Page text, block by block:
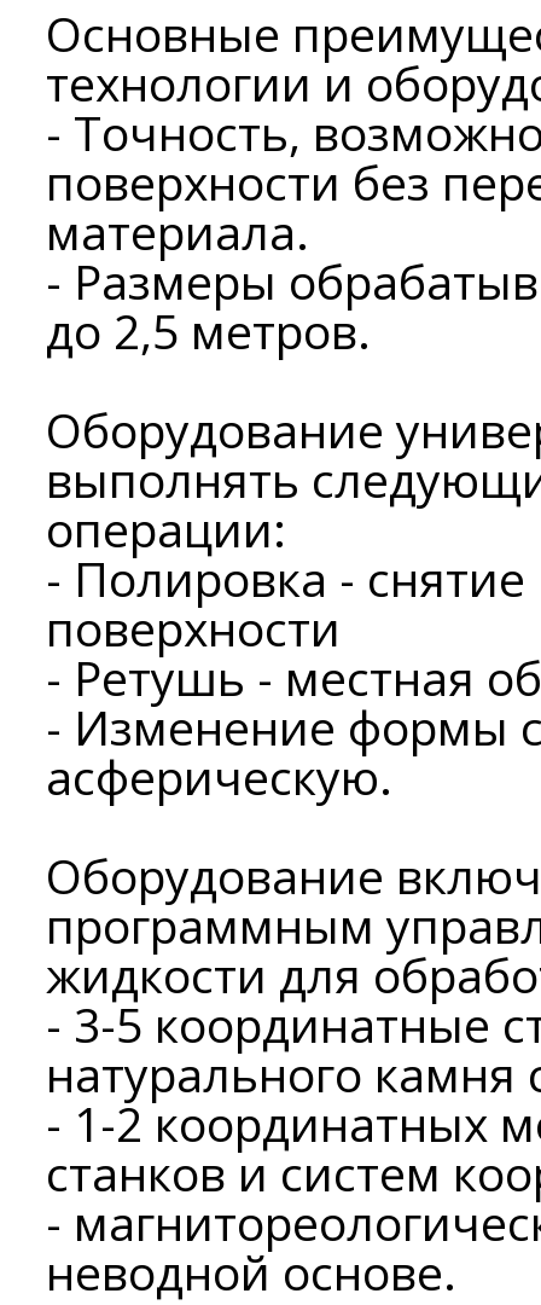
Основные
технологии и
- Точность,
поверхности без
материала.
- Размеры
до 2,5 метров.
Оборудование
выполнять
операции:
- Полировка -
поверхности
- Ретушь - местная
- Изменение формы
асферическую.
Оборудование
программным
жидкости для
- 3-5 координатные
натурального
- 1-2 координатных
станков и систем
-
неводной основе.